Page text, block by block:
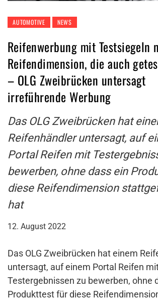
AUTOMOTIVE NEWS
Reifenwerbung mit Testsiegeln
Reifendimension, die auch
– OLG Zweibrücken untersagt
irreführende Werbung
Das OLG Zweibrücken hat
Reifenhändler untersagt, auf
Portal Reifen mit
bewerben, ohne dass ein
diese Reifendimension
hat
12. August 2022
Das OLG Zweibrücken hat einem
untersagt, auf einem Portal Reifen
Testergebnissen zu bewerben, ohne
Produkttest für diese